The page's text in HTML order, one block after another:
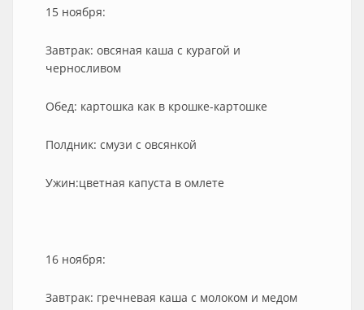
15 ноября:
Завтрак: овсяная каша с курагой и
черносливом
Обед: картошка как в крошке-картошке
Полдник: смузи с овсянкой
Ужин:цветная капуста в омлете
16 ноября:
Завтрак: гречневая каша с молоком и медом